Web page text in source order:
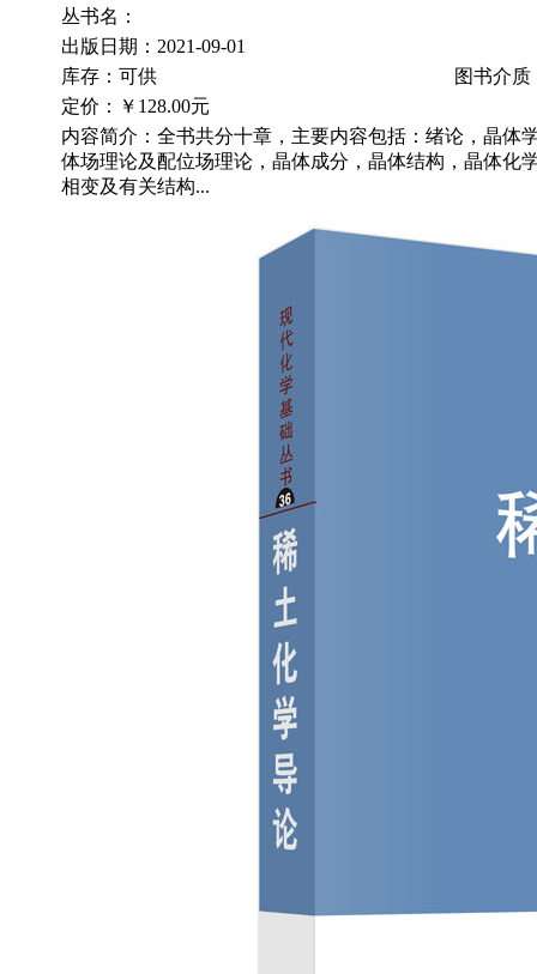
丛书名：
出版日期：2021-09-01
库存：可供
图书介质
定价：
￥128.00元
内容简介：全书共分十章，主要内容包括：绪论，晶体
体场理论及配位场理论，晶体成分，晶体结构，晶体化
相变及有关结构...